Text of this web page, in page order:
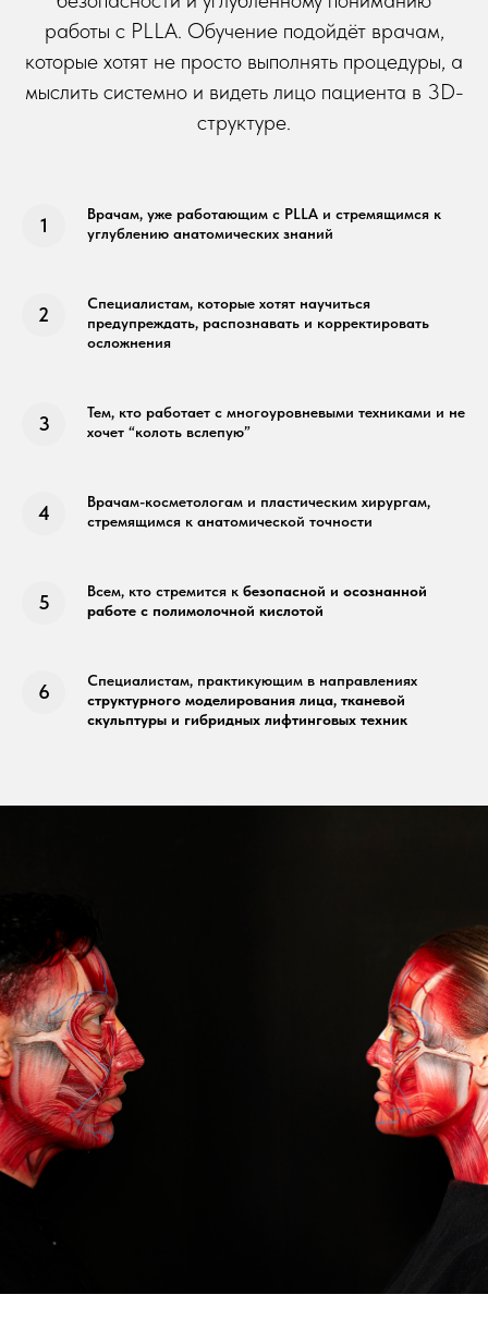
работы с PLLA. Обучение подойдёт врачам,
которые хотят не просто выполнять процедуры, а
мыслить системно и видеть лицо пациента в 3D-
структуре.
Врачам, уже работающим с PLLA и стремящимся к
углублению анатомических знаний
Специалистам, которые хотят научиться
предупреждать, распознавать и корректировать
осложнения
Тем, кто работает с многоуровневыми техниками и не
хочет “колоть вслепую”
Врачам-косметологам и пластическим хирургам,
стремящимся к анатомической точности
Всем, кто стремится к безопасной и осознанной
работе с полимолочной кислотой
Специалистам, практикующим в направлениях
структурного моделирования лица, тканевой
скульптуры и гибридных лифтинговых техник